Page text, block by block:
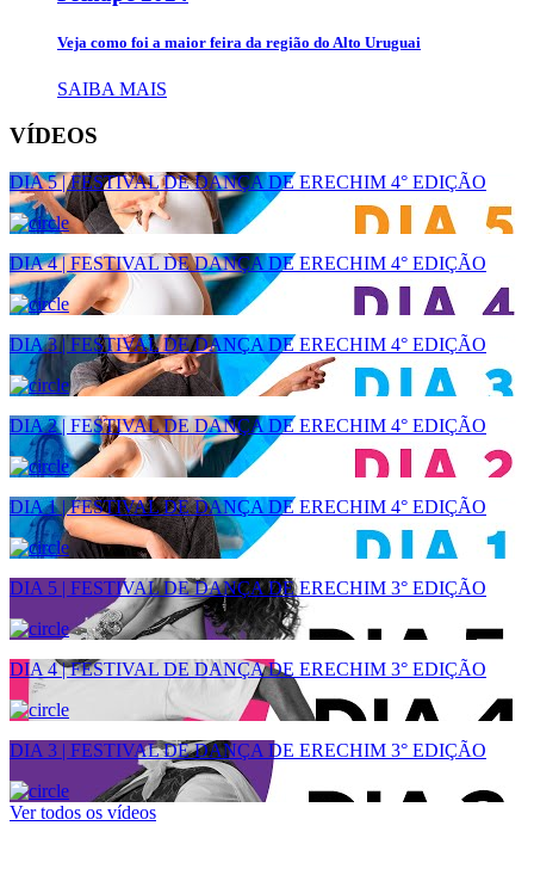
Veja como foi a maior feira da região do Alto Uruguai
SAIBA MAIS
VÍDEOS
DIA 5 | FESTIVAL DE DANÇA DE ERECHIM 4° EDIÇÃO
DIA 4 | FESTIVAL DE DANÇA DE ERECHIM 4° EDIÇÃO
DIA 3 | FESTIVAL DE DANÇA DE ERECHIM 4° EDIÇÃO
DIA 2 | FESTIVAL DE DANÇA DE ERECHIM 4° EDIÇÃO
DIA 1 | FESTIVAL DE DANÇA DE ERECHIM 4° EDIÇÃO
DIA 5 | FESTIVAL DE DANÇA DE ERECHIM 3° EDIÇÃO
DIA 4 | FESTIVAL DE DANÇA DE ERECHIM 3° EDIÇÃO
DIA 3 | FESTIVAL DE DANÇA DE ERECHIM 3° EDIÇÃO
Ver todos os vídeos